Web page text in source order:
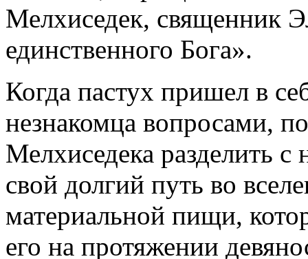
Мелхиседек, священник
единственного Бога».
Когда пастух пришел в
незнакомца вопросами,
Мелхиседека разделить с
свой долгий путь во
материальной пищи,
его на протяжении